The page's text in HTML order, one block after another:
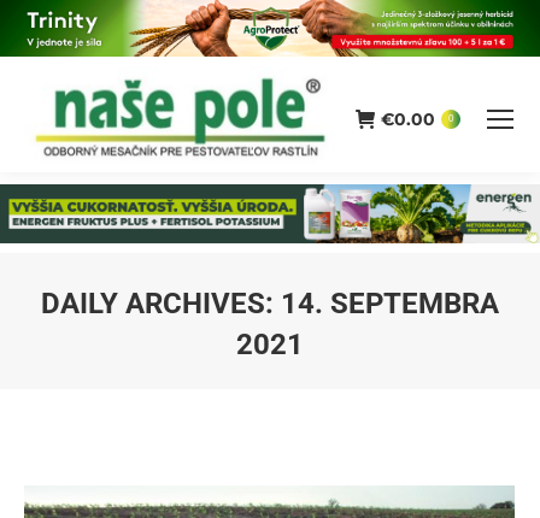
€0.00 0
DAILY ARCHIVES: 14. SEPTEMBRA
2021